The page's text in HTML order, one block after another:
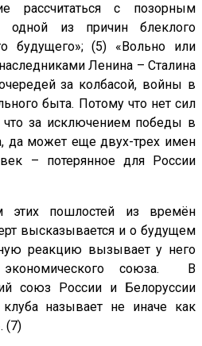
рассчитаться с позорным
одной из причин блеклого
будущего»; (5) «Вольно или
Ленина – Сталина
за колбасой, войны в
быта. Потому что нет сил
что за исключением победы в
да может еще двух-трех имен
– потерянное для России
этих пошлостей из времён
высказывается и о будущем
реакцию вызывает у него
экономического союза. В
союз России и Белоруссии
клуба называет не иначе как
(7)